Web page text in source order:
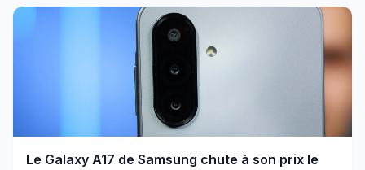
Le Galaxy A17 de Samsung chute à son prix le